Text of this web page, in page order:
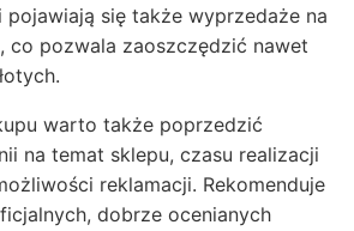
pojawiają się także wyprzedaże na
co pozwala zaoszczędzić nawet
warto także poprzedzić
na temat sklepu, czasu realizacji
reklamacji. Rekomenduje
dobrze ocenianych